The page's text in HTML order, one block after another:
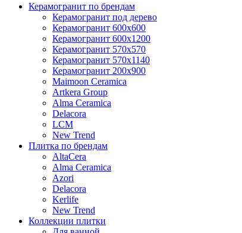
Керамогранит по брендам
Керамогранит под дерево
Керамогранит 600x600
Керамогранит 600x1200
Керамогранит 570x570
Керамогранит 570x1140
Керамогранит 200x900
Maimoon Ceramica
Artkera Group
Alma Ceramica
Delacora
LCM
New Trend
Плитка по брендам
AltaCera
Аlma Ceramica
Azori
Delacora
Kerlife
New Trend
Коллекции плитки